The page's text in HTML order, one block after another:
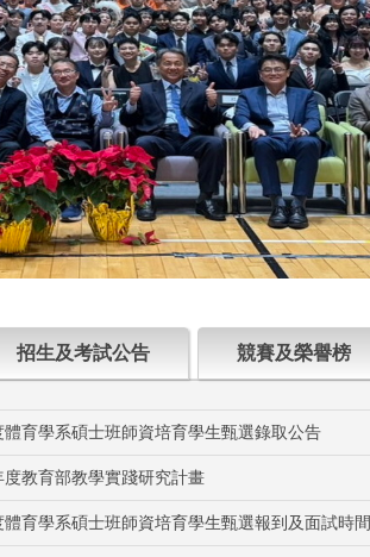
招生及考試公告 競賽及榮譽榜
育學系碩士班師資培育學生甄選錄取公告
度教育部教學實踐研究計畫
育學系碩士班師資培育學生甄選報到及面試時間